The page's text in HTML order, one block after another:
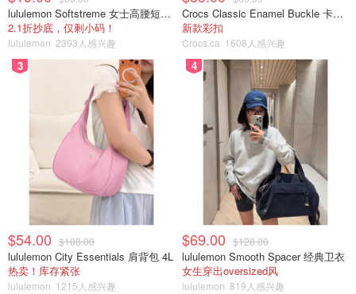
温哥华夏日必打卡攻略 | 5个豪华酒店
泳池推荐，高颜值、城市天台绿洲和
超有趣水上瑜伽，赶快约起来！
爱做功课的Rain 4785
lululemon Softstreme 女士高腰短裤 10cm
2.1折抄底，仅剩小码！
lululemon 2393人感兴趣
Crocs Classic Enamel Buckle 卡骆驰布扣便鞋
新款彩扣
Crocs.ca 1608人感兴趣
3
$54.00 $108.00
lululemon City Essentials 肩背包 4L
热卖！库存紧张
lululemon 1215人感兴趣
4
$69.00 $128.00
lululemon Smooth Spacer 经典卫衣
女生穿出oversized风
lululemon 819人感兴趣